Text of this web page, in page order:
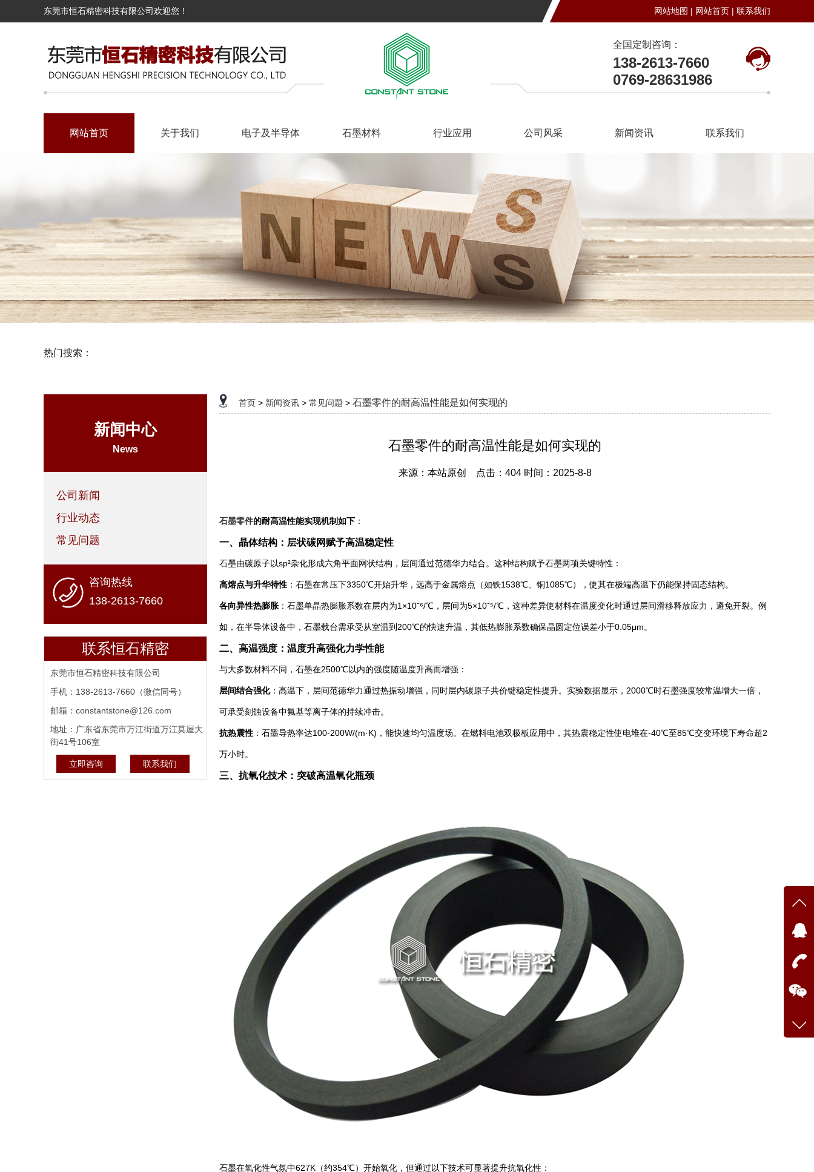
东莞市恒石精密科技有限公司欢迎您！ 网站地图 | 网站首页 | 联系我们
全国定制咨询：
138-2613-7660
0769-28631986
网站首页 关于我们 电子及半导体 石墨材料 行业应用 公司风采 新闻资讯 联系我们
热门搜索：
新闻中心
News
公司新闻
行业动态
常见问题
咨询热线
138-2613-7660
联系恒石精密
东莞市恒石精密科技有限公司
手机：138-2613-7660（微信同号）
邮箱：constantstone@126.com
地址：广东省东莞市万江街道万江莫屋大
街41号106室
立即咨询 联系我们
首页 > 新闻资讯 > 常见问题 > 石墨零件的耐高温性能是如何实现的
石墨零件的耐高温性能是如何实现的
来源：本站原创 点击：404 时间：2025-8-8
石墨零件的耐高温性能实现机制如下 ：
一、晶体结构：层状碳网赋予高温稳定性
石墨由碳原子以sp²杂化形成六角平面网状结构，层间通过范德华力结合。这种结构赋予石墨两项关键特性：
高熔点与升华特性 ：石墨在常压下3350℃开始升华，远高于金属熔点（如铁1538℃、铜1085℃），使其在极端高温下仍能保持固态结构。
各向异性热膨胀：石墨单晶热膨胀系数在层内为1×10⁻⁶/℃，层间为5×10⁻⁵/℃，这种差异使材料在温度变化时通过层间滑移释放应力，避免开裂。例
如，在半导体设备中，石墨载台需承受从室温到200℃的快速升温，其低热膨胀系数确保晶圆定位误差小于0.05μm。
二、高温强度：温度升高强化力学性能
与大多数材料不同，石墨在2500℃以内的强度随温度升高而增强：
层间结合强化：高温下，层间范德华力通过热振动增强，同时层内碳原子共价键稳定性提升。实验数据显示，2000℃时石墨强度较常温增大一倍，
可承受刻蚀设备中氟基等离子体的持续冲击。
抗热震性 ：石墨导热率达100-200W/(m·K)，能快速均匀温度场。在燃料电池双极板应用中，其热震稳定性使电堆在-40℃至85℃交变环境下寿命超2
万小时。
三、抗氧化技术：突破高温氧化瓶颈
石墨在氧化性气氛中627K（约354℃）开始氧化，但通过以下技术可显著提升抗氧化性：
点我
咨